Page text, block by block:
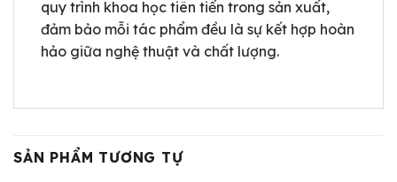
quy trình khoa học tiên tiến trong sản xuất,
đảm bảo mỗi tác phẩm đều là sự kết hợp hoàn
hảo giữa nghệ thuật và chất lượng.
SẢN PHẨM TƯƠNG TỰ